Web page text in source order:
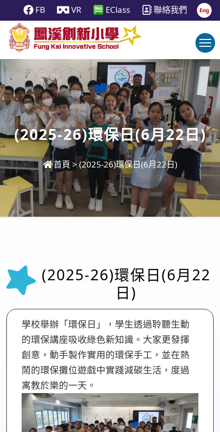
FB VR EClass 聯絡我們 Eng
(2025-26)環保日(6月22日)
首頁 >(2025-26)環保日(6月22日)
(2025-26)環保日(6月22
日)
學校舉辦「環保日」，學生透過聆聽生動
的環保講座吸收綠色新知識。大家更發揮
創意，動手製作實用的環保手工，並在熱
鬧的環保攤位遊戲中實踐減碳生活，度過
寓教於樂的一天。